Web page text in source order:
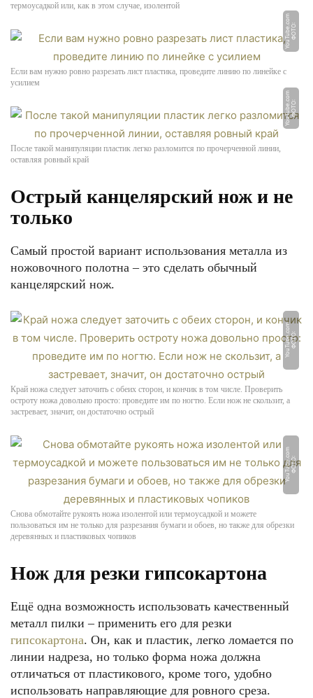
термоусадкой или, как в этом случае, изолентой
Ф
О
Т
О:
Y
o
u
T
u
b
e.
c
o
m
Если вам нужно ровно разрезать лист пластика, проведите линию по линейке с
усилием
Ф
О
Т
О:
Y
o
u
T
u
b
e.
c
o
m
После такой манипуляции пластик легко разломится по прочерченной линии,
оставляя ровный край
Острый канцелярский нож и не
только
Самый простой вариант использования металла из
ножовочного полотна – это сделать обычный
канцелярский нож.
Ф
О
Т
О:
Y
o
u
T
u
b
e.
c
o
m
Край ножа следует заточить с обеих сторон, и кончик в том числе. Проверить
остроту ножа довольно просто: проведите им по ногтю. Если нож не скользит, а
застревает, значит, он достаточно острый
Ф
О
Т
О:
Y
o
u
T
u
b
e.
c
o
m
Снова обмотайте рукоять ножа изолентой или термоусадкой и можете
пользоваться им не только для разрезания бумаги и обоев, но также для обрезки
деревянных и пластиковых чопиков
Нож для резки гипсокартона
Ещё одна возможность использовать качественный
металл пилки – применить его для резки
гипсокартона. Он, как и пластик, легко ломается по
линии надреза, но только форма ножа должна
отличаться от пластикового, кроме того, удобно
использовать направляющие для ровного среза.